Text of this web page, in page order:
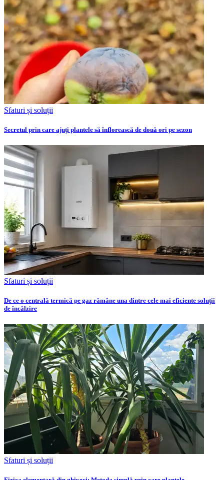
Sfaturi și soluții
Secretul prin care ajuți plantele să înflorească de două ori pe sezon
Sfaturi și soluții
De ce o centrală termică pe gaz rămâne una dintre cele mai eficiente soluții
de încălzire
Sfaturi și soluții